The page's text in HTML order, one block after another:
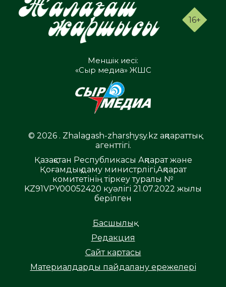
16+
Меншік иесі:
«Сыр медиа» ЖШС
© 2026 . Zhalagash-zharshysy.kz ақпараттық
агенттігі.
Қазақстан Республикасы Ақпарат және
Қоғамдық даму министрлігі,Ақпарат
комитетінің тіркеу туралы №
KZ91VPY00052420 куәлігі 21.07.2022 жылы
берілген
Басшылық
Редакция
Сайт картасы
Материалдарды пайдалану ережелері